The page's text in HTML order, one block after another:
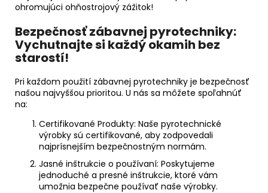
ohromujúci ohňostrojový zážitok!
Bezpečnosť zábavnej pyrotechniky:
Vychutnajte si každý okamih bez
starostí!
Pri každom použití zábavnej pyrotechniky je bezpečnosť
našou najvyššou prioritou. U nás sa môžete spoľahnúť
na:
Certifikované Produkty: Naše pyrotechnické
výrobky sú certifikované, aby zodpovedali
najprísnejším bezpečnostným normám.
Jasné inštrukcie o používaní: Poskytujeme
jednoduché a presné inštrukcie, ktoré vám
umožnia bezpečne používať naše výrobky.